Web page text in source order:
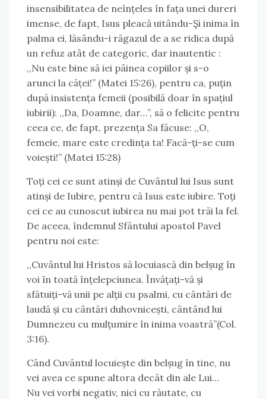
insensibilitatea de neînțeles în fața unei dureri
imense, de fapt, Isus pleacă uitându-Şi inima în
palma ei, lăsându-i răgazul de a se ridica după
un refuz atât de categoric, dar inautentic :
,,Nu este bine să iei pâinea copiilor și s-o
arunci la căței!” (Matei 15:26), pentru ca, puțin
după insistența femeii (posibilă doar în spațiul
iubirii): ,,Da, Doamne, dar…”, să o felicite pentru
ceea ce, de fapt, prezența Sa făcuse: ,,O,
femeie, mare este credința ta! Facă-ți-se cum
voiești!” (Matei 15:28)
Toți cei ce sunt atinși de Cuvântul lui Isus sunt
atinși de Iubire, pentru că Isus este iubire. Toți
cei ce au cunoscut iubirea nu mai pot trăi la fel.
De aceea, îndemnul Sfântului apostol Pavel
pentru noi este:
,,Cuvântul lui Hristos să locuiască din belșug în
voi în toată înțelepciunea. Învățați-vă și
sfătuiți-vă unii pe alții cu psalmi, cu cântări de
laudă și cu cântări duhovnicești, cântând lui
Dumnezeu cu mulțumire în inima voastră”(Col.
3:16).
Când Cuvântul locuiește din belșug în tine, nu
vei avea ce spune altora decât din ale Lui…
Nu vei vorbi negativ, nici cu răutate, cu